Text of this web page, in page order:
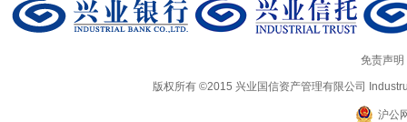
免责声明
版权所有 ©2015 兴业国信资产管理有限公司
沪公